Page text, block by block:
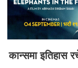
कान्समा इतिहास